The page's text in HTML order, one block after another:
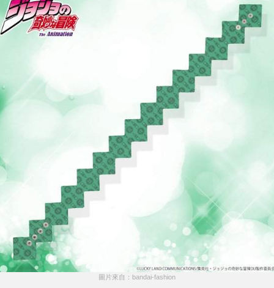
圖片來自：bandai-fashion